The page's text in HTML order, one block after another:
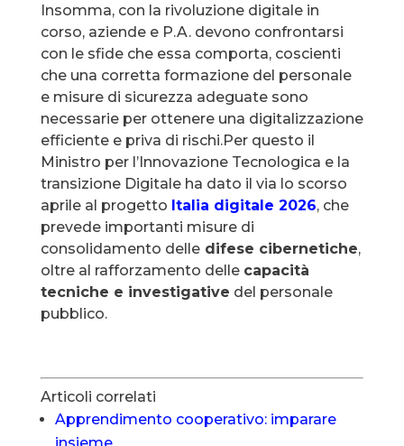
Insomma, con la rivoluzione digitale in
corso, aziende e P.A. devono confrontarsi
con le sfide che essa comporta, coscienti
che una corretta formazione del personale
e misure di sicurezza adeguate sono
necessarie per ottenere una digitalizzazione
efficiente e priva di rischi.Per questo il
Ministro per l’Innovazione Tecnologica e la
transizione Digitale ha dato il via lo scorso
aprile al progetto Italia digitale 2026, che
prevede importanti misure di
consolidamento delledifese cibernetiche,
oltre al rafforzamento delle capacità
tecniche e investigative del personale
pubblico.
Articoli correlati
Apprendimento cooperativo: imparare